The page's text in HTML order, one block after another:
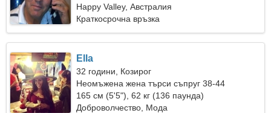
Happy Valley, Австралия
Краткосрочна връзка
Ella
32 години, Козирог
Неомъжена жена търси съпруг 38-44
165 см (5'5"), 62 кг (136 паунда)
Доброволчество, Мода